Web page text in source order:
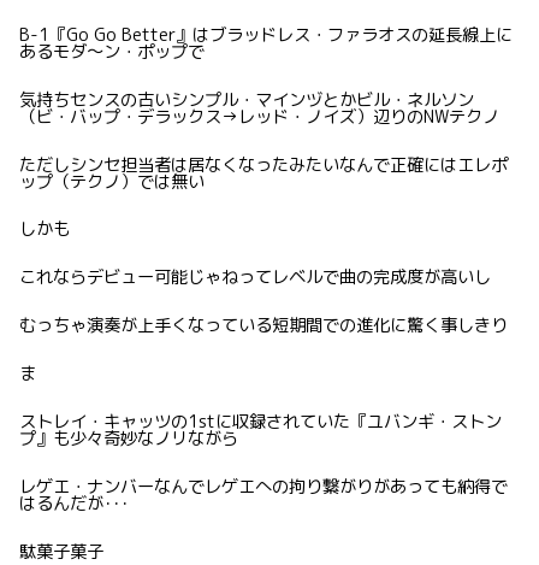
B-1『Go Go Better』はブラッドレス・ファラオスの延長線上に
あるモダ〜ン・ポップで
気持ちセンスの古いシンプル・マインヅとかビル・ネルソン
（ビ・バップ・デラックス→レッド・ノイズ）辺りのNWテクノ
ただしシンセ担当者は居なくなったみたいなんで正確にはエレポ
ップ（テクノ）では無い
しかも
これならデビュー可能じゃねってレベルで曲の完成度が高いし
むっちゃ演奏が上手くなっている短期間での進化に驚く事しきり
ま
ストレイ・キャッツの1stに収録されていた『ユバンギ・ストン
プ』も少々奇妙なノリながら
レゲエ・ナンバーなんでレゲエへの拘り繋がりがあっても納得で
はるんだが･･･
駄菓子菓子